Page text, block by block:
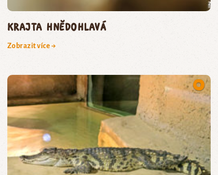
krajta hnědohlavá
Zobrazit více →